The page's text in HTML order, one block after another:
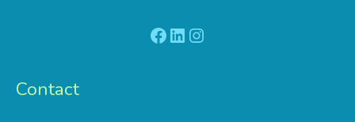
Facebook
LinkedIn
Instagram
Contact